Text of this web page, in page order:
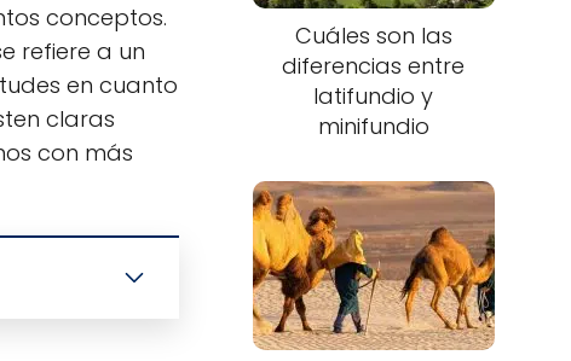
conceptos.
refiere a un
en cuanto
claras
con más
Cuáles son las
diferencias entre
latifundio y
minifundio